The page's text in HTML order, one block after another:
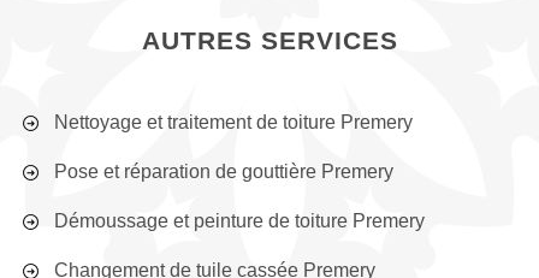
AUTRES SERVICES
Nettoyage et traitement de toiture Premery
Pose et réparation de gouttière Premery
Démoussage et peinture de toiture Premery
Changement de tuile cassée Premery